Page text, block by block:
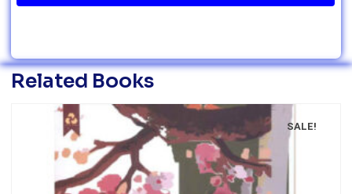
Related Books
SALE!